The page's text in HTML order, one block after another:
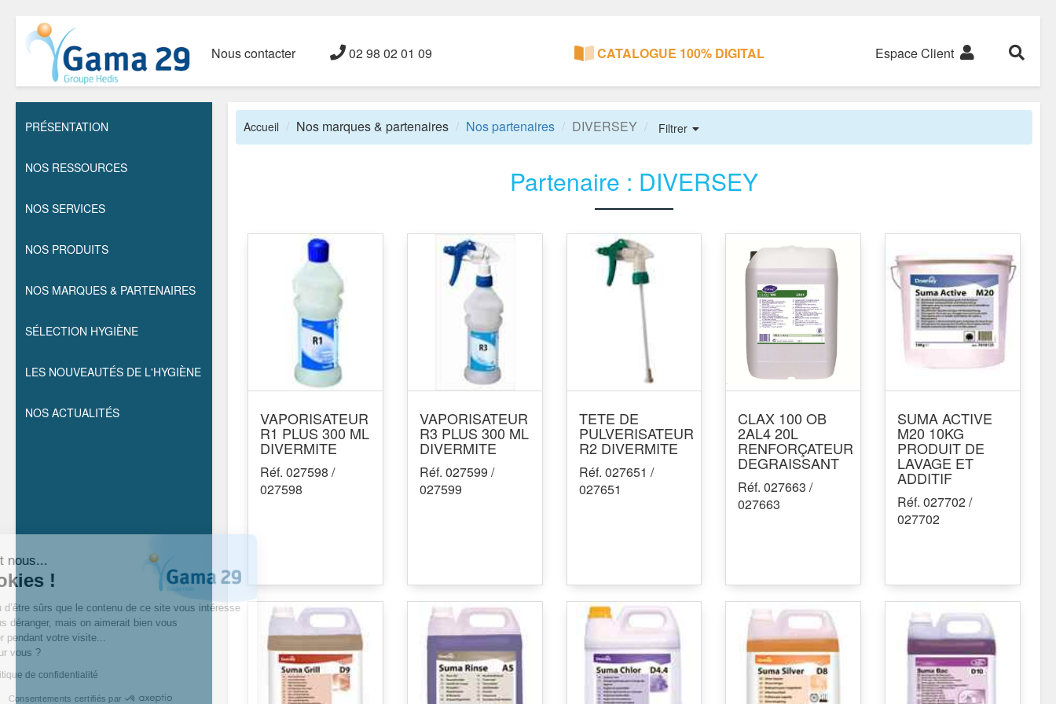
Salut c'est nous...
les cookies !
On a attendu d’être sûrs que le contenu de ce site vous intéresse
avant de vous déranger, mais on aimerait bien vous
accompagner pendant votre visite...
C’est OK pour vous ?
Lire notre politique de confidentialité
Consentements certifiés par
Nous contacter 02 98 02 01 09 CATALOGUE 100% DIGITAL Espace Client
PRÉSENTATION
NOS RESSOURCES
NOS SERVICES
NOS PRODUITS
NOS MARQUES & PARTENAIRES
SÉLECTION HYGIÈNE
LES NOUVEAUTÉS DE L'HYGIÈNE
NOS ACTUALITÉS
Accueil Nos marques & partenaires Nos partenaires DIVERSEY Filtrer
Partenaire : DIVERSEY
VAPORISATEUR
R1 PLUS 300 ML
DIVERMITE
Réf. 027598 /
027598
VAPORISATEUR
R3 PLUS 300 ML
DIVERMITE
Réf. 027599 /
027599
TETE DE
PULVERISATEUR
R2 DIVERMITE
Réf. 027651 /
027651
CLAX 100 OB
2AL4 20L
RENFORÇATEUR
DEGRAISSANT
Réf. 027663 /
027663
SUMA ACTIVE
M20 10KG
PRODUIT DE
LAVAGE ET
ADDITIF
Réf. 027702 /
027702